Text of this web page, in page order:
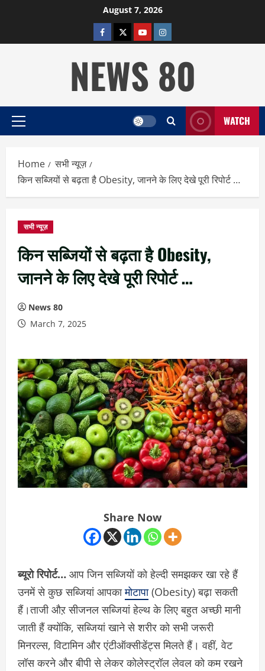
August 7, 2026
facebooktwitterYOUTUBE
instagram
NEWS 80
Primary
WATCH
Home
सभी न्यूज़
किन सब्जियों से बढ़ता है Obesity, जानने के लिए देखे पूरी रिपोर्ट …
सभी न्यूज़
किन सब्जियों से बढ़ता है Obesity,
जानने के लिए देखे पूरी रिपोर्ट …
News 80
March 7, 2025
Share Now
ब्यूरो रिपोर्ट… आप जिन सब्जियों को हेल्दी समझकर खा रहे हैं
उनमें से कुछ सब्जियां आपकामोटापा(Obesity) बढ़ा सकती
हैं।ताजी औऱ सीजनल सब्जियां हेल्थ के लिए बहुत अच्छी मानी
जाती हैं क्योंकि, सब्जियां खाने से शरीर को सभी जरूरी
मिनरल्स, विटामिन और एंटीऑक्सीडेंट्स मिलते हैं। वहीं, वेट
लॉस करने और बीपी से लेकर कोलेस्ट्रॉल लेवल को कम रखने